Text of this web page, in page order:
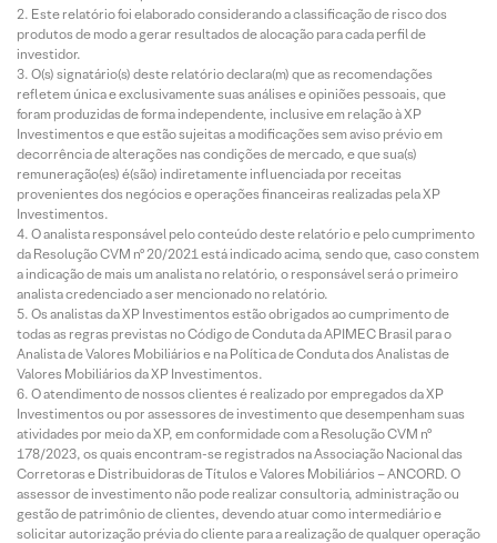
Este relatório foi elaborado considerando a classificação de risco dos
produtos de modo a gerar resultados de alocação para cada perfil de
investidor.
O(s) signatário(s) deste relatório declara(m) que as recomendações
refletem única e exclusivamente suas análises e opiniões pessoais, que
foram produzidas de forma independente, inclusive em relação à XP
Investimentos e que estão sujeitas a modificações sem aviso prévio em
decorrência de alterações nas condições de mercado, e que sua(s)
remuneração(es) é(são) indiretamente influenciada por receitas
provenientes dos negócios e operações financeiras realizadas pela XP
Investimentos.
O analista responsável pelo conteúdo deste relatório e pelo cumprimento
da Resolução CVM nº 20/2021 está indicado acima, sendo que, caso constem
a indicação de mais um analista no relatório, o responsável será o primeiro
analista credenciado a ser mencionado no relatório.
Os analistas da XP Investimentos estão obrigados ao cumprimento de
todas as regras previstas no Código de Conduta da APIMEC Brasil para o
Analista de Valores Mobiliários e na Política de Conduta dos Analistas de
Valores Mobiliários da XP Investimentos.
O atendimento de nossos clientes é realizado por empregados da XP
Investimentos ou por assessores de investimento que desempenham suas
atividades por meio da XP, em conformidade com a Resolução CVM nº
178/2023, os quais encontram-se registrados na Associação Nacional das
Corretoras e Distribuidoras de Títulos e Valores Mobiliários – ANCORD. O
assessor de investimento não pode realizar consultoria, administração ou
gestão de patrimônio de clientes, devendo atuar como intermediário e
solicitar autorização prévia do cliente para a realização de qualquer operação